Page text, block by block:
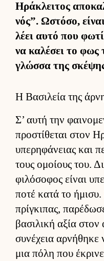
Ηράκλει­τος
νός”. Ωστόσο,
λέει αυτό που
να καλέσει το φως
γλώσσα της
Η Βασιλεία της
Σ’ αυτή την
προστίθεται στον
υπερηφάνειας και
τους ομοί­ους του.
φιλόσοφος εί­ναι
ποτέ κατά το
πρίγκιπας,
βασιλική αξία
συνέχεια αρ­νήθηκε
μια πόλη που